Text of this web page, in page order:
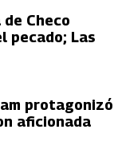
de Checo
pecado; Las
protagonizó
aficionada